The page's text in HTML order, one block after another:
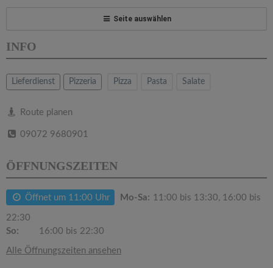
Seite auswählen
INFO
Lieferdienst Pizzeria Pizza Pasta Salate
Route planen
09072 9680901
ÖFFNUNGSZEITEN
Öffnet um 11:00 Uhr Mo-Sa: 11:00 bis 13:30, 16:00 bis
22:30
So:
16:00 bis 22:30
Alle Öffnungszeiten ansehen
a
v
a
t
i